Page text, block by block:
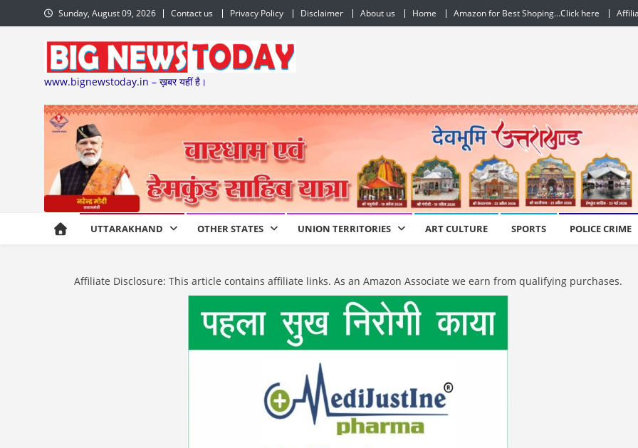
to
Sunday, August 09, 2026 Contact us Privacy Policy Disclaimer About us Home Amazon for Best Shoping…Click here
www.bignewstoday.in – ख़बर यहीं है।
UTTARAKHAND OTHER STATES UNION TERRITORIES ART CULTURE SPORTS POLICE CRIME
Affiliate Disclosure: This article contains affiliate links. As an Amazon Associate we earn from qualifying purchases.